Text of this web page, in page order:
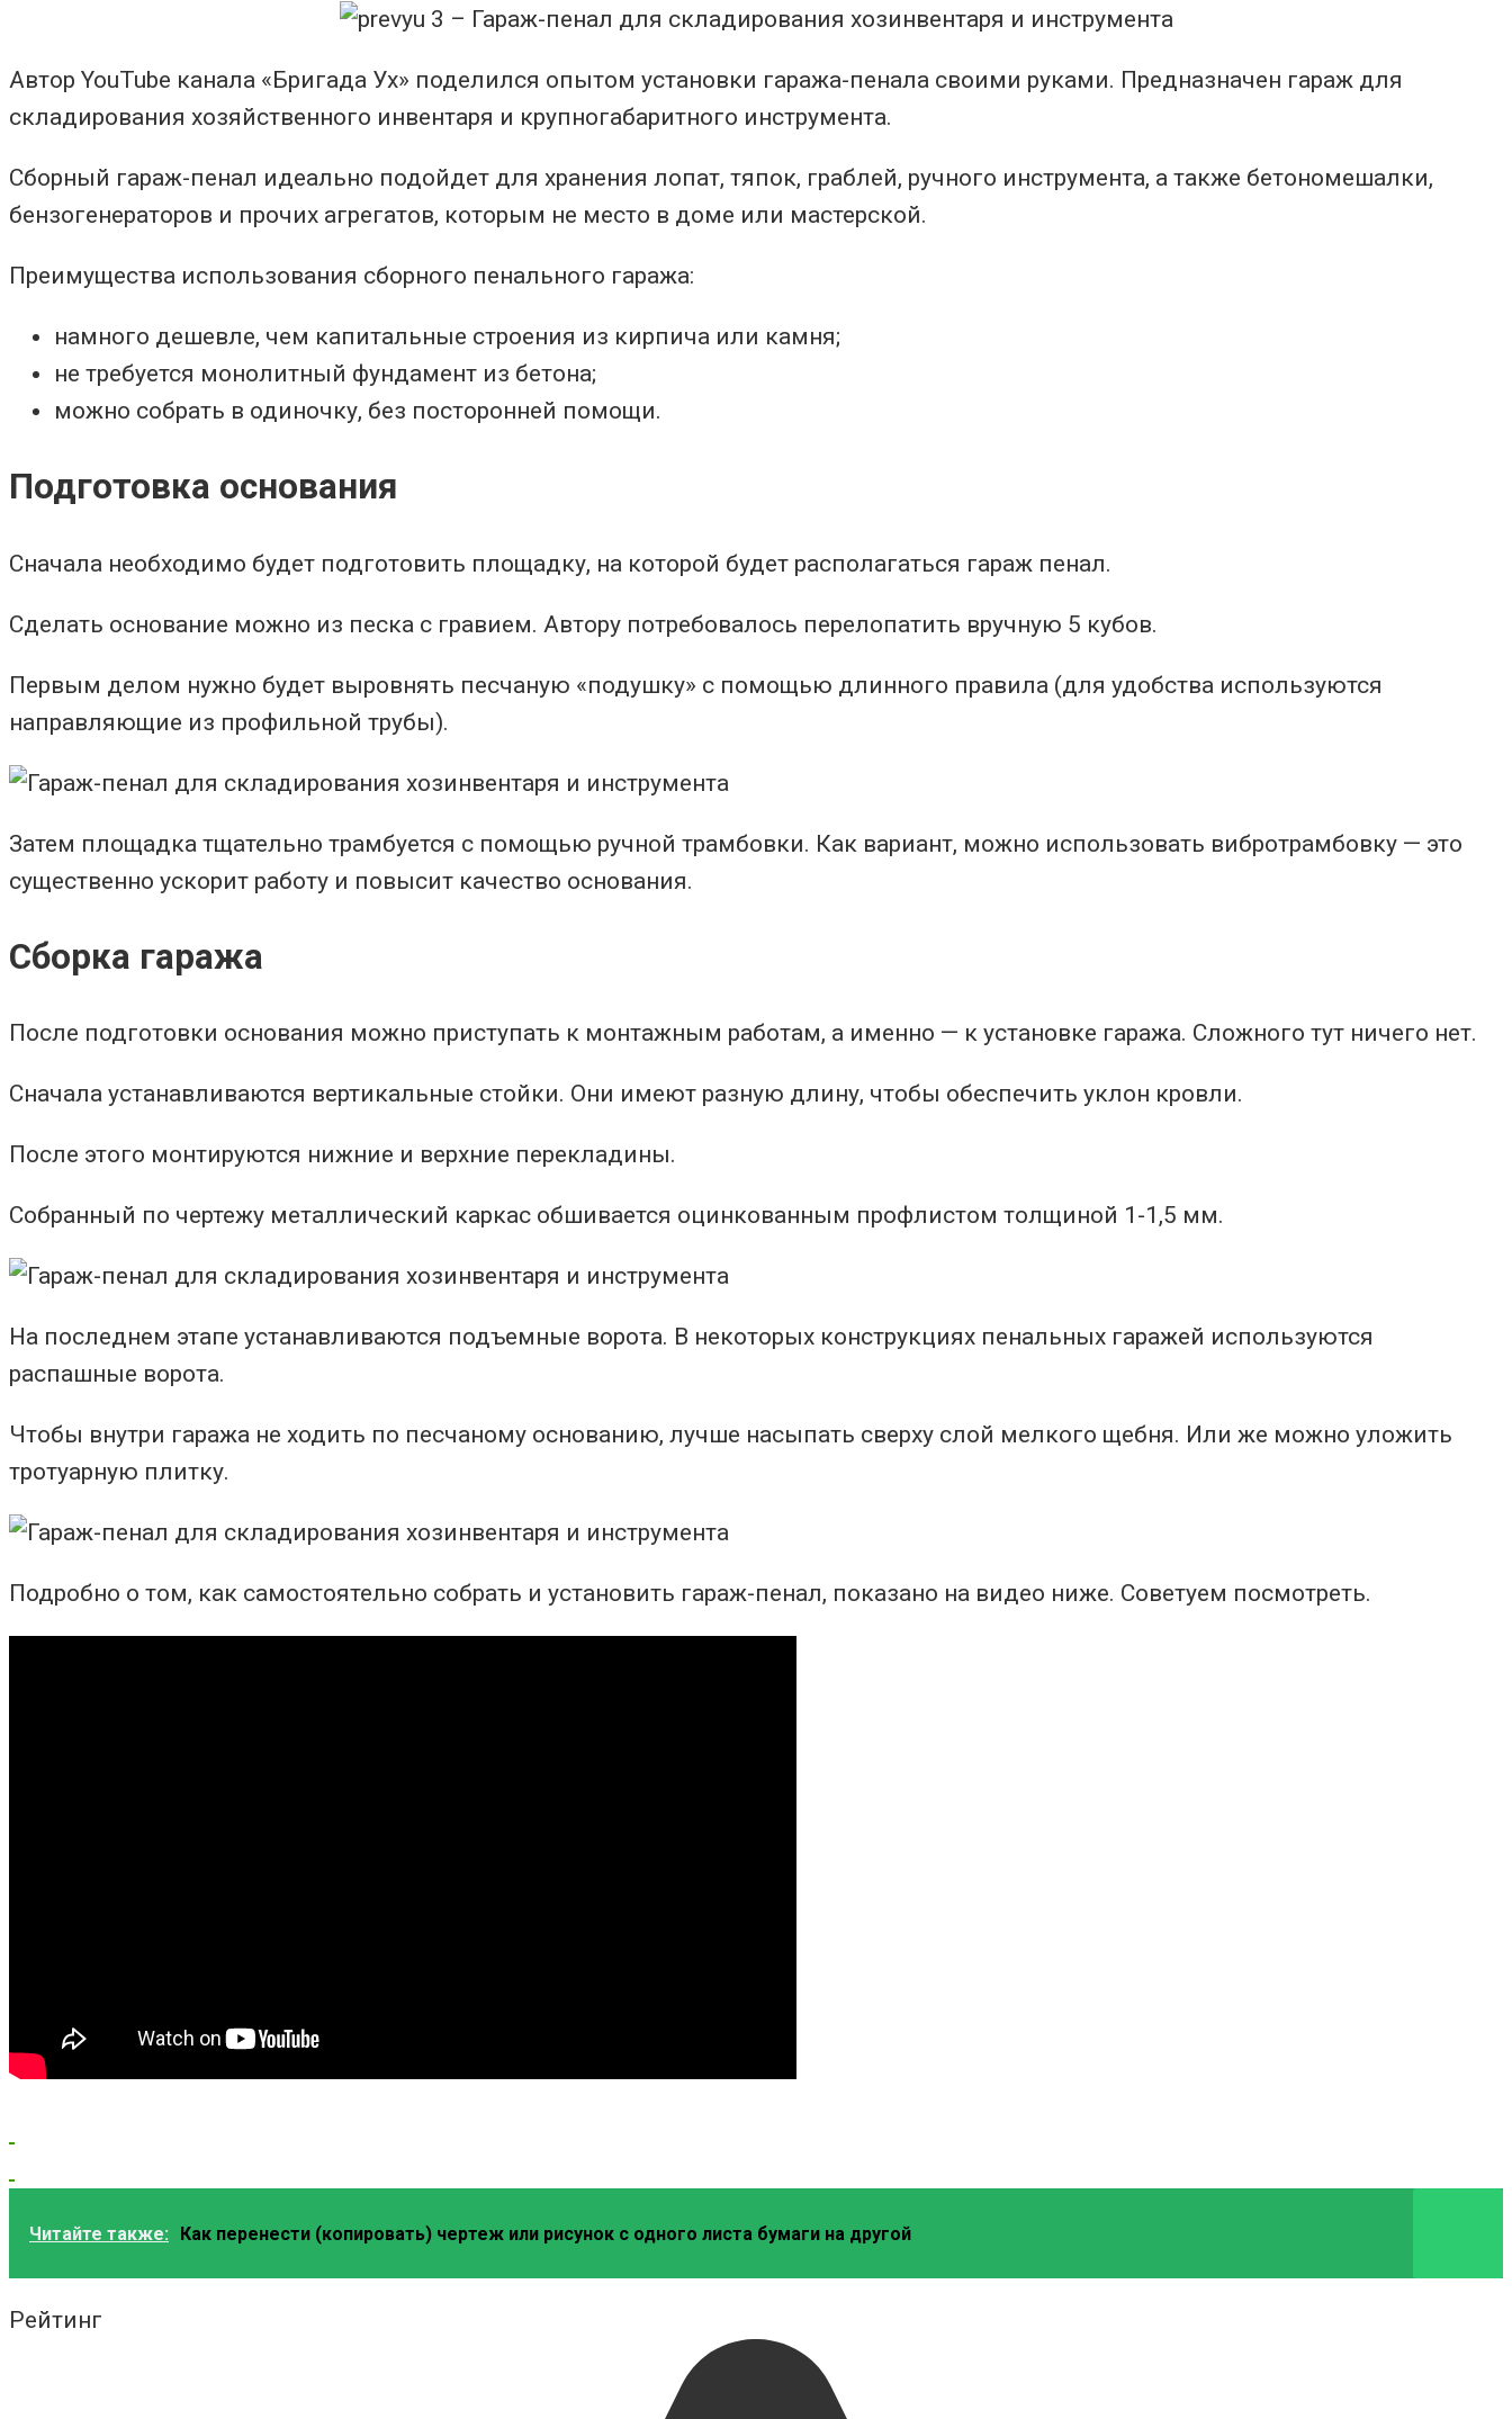
Автор YouTube канала «Бригада Ух» поделился опытом установки гаража-пенала своими руками. Предназначен гараж для
складирования хозяйственного инвентаря и крупногабаритного инструмента.
Сборный гараж-пенал идеально подойдет для хранения лопат, тяпок, граблей, ручного инструмента, а также бетономешалки,
бензогенераторов и прочих агрегатов, которым не место в доме или мастерской.
Преимущества использования сборного пенального гаража:
намного дешевле, чем капитальные строения из кирпича или камня;
не требуется монолитный фундамент из бетона;
можно собрать в одиночку, без посторонней помощи.
Подготовка основания
Сначала необходимо будет подготовить площадку, на которой будет располагаться гараж пенал.
Сделать основание можно из песка с гравием. Автору потребовалось перелопатить вручную 5 кубов.
Первым делом нужно будет выровнять песчаную «подушку» с помощью длинного правила (для удобства используются
направляющие из профильной трубы).
Затем площадка тщательно трамбуется с помощью ручной трамбовки. Как вариант, можно использовать вибротрамбовку — это
существенно ускорит работу и повысит качество основания.
Сборка гаража
После подготовки основания можно приступать к монтажным работам, а именно — к установке гаража. Сложного тут ничего нет.
Сначала устанавливаются вертикальные стойки. Они имеют разную длину, чтобы обеспечить уклон кровли.
После этого монтируются нижние и верхние перекладины.
Собранный по чертежу металлический каркас обшивается оцинкованным профлистом толщиной 1-1,5 мм.
На последнем этапе устанавливаются подъемные ворота. В некоторых конструкциях пенальных гаражей используются
распашные ворота.
Чтобы внутри гаража не ходить по песчаному основанию, лучше насыпать сверху слой мелкого щебня. Или же можно уложить
тротуарную плитку.
Подробно о том, как самостоятельно собрать и установить гараж-пенал, показано на видео ниже. Советуем посмотреть.
Читайте также: Как перенести (копировать) чертеж или рисунок с одного листа бумаги на другой
Рейтинг